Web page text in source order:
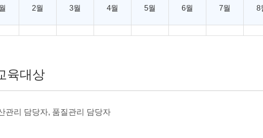
2월 3월 4월 5월 6월 7월 8
육대상
관리 담당자, 품질관리 담당자